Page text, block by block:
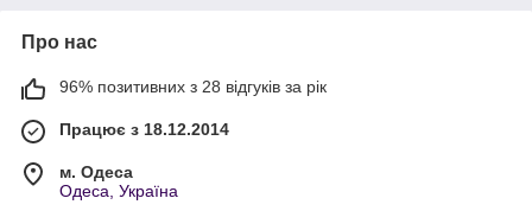
Про нас
96% позитивних з 28 відгуків за рік
Працює з 18.12.2014
м. Одеса
Одеса, Україна